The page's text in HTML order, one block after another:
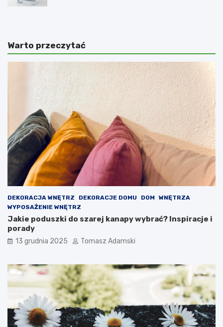
Warto przeczytać
DEKORACJA WNĘTRZ DEKORACJE DOMU DOM
WNĘTRZA
WYPOSAŻENIE WNĘTRZ
Jakie poduszki do szarej kanapy wybrać? Inspiracje i
porady
13 grudnia 2025 Tomasz Adamski